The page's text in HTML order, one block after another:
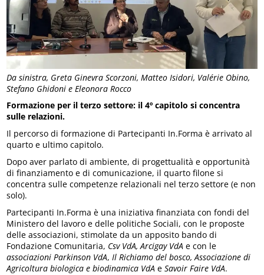
Da sinistra, Greta Ginevra Scorzoni, Matteo Isidori, Valérie Obino,
Stefano Ghidoni e Eleonora Rocco
Formazione per il terzo settore: il 4º capitolo si concentra
sulle relazioni.
Il percorso di formazione di Partecipanti In.Forma è arrivato al
quarto e ultimo capitolo.
Dopo aver parlato di ambiente, di progettualità e opportunità
di finanziamento e di comunicazione, il quarto filone si
concentra sulle competenze relazionali nel terzo settore (e non
solo).
Partecipanti In.Forma è una iniziativa finanziata con fondi del
Ministero del lavoro e delle politiche Sociali, con le proposte
delle associazioni, stimolate da un apposito bando di
Fondazione Comunitaria, Csv VdA, Arcigay VdA e con le
associazioni Parkinson VdA,Il Richiamo del bosco, Associazione di
Agricoltura biologica e biodinamica VdA e Savoir Faire VdA.